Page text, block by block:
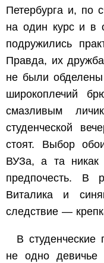
Петербурга и, по
на один курс и в
подружились
Правда, их
не были
широкоплечий
смазливым
студенческой
стоят. Выбор
ВУЗа, а та никак
предпочесть. В
Виталика и
следствие —
В
не одно девичье